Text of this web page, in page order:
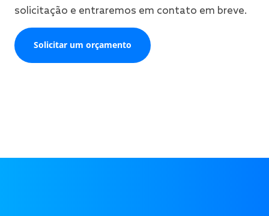
solicitação e entraremos em contato em breve.
Solicitar um orçamento